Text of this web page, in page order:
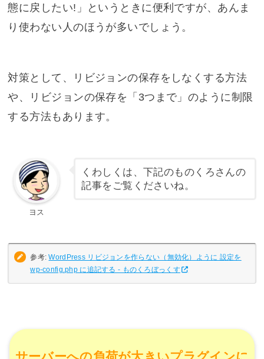
態に戻したい!」というときに便利ですが、あんま
り使わない人のほうが多いでしょう。
対策として、リビジョンの保存をしなくする方法
や、リビジョンの保存を「3つまで」のように制限
する方法もあります。
ヨス
くわしくは、下記のものくろさんの
記事をご覧くださいね。
参考:WordPress リビジョンを作らない（無効化）ように 設定を
wp-config.php に追記する - ものくろぼっくす
サーバーへの負荷が大きいプラグインに